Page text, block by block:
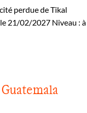
perdue de Tikal
21/02/2027 Niveau : à